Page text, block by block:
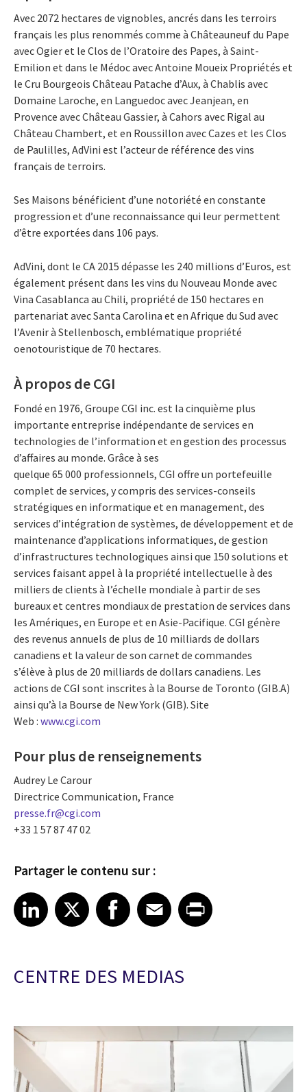
Avec 2072 hectares de vignobles, ancrés dans les terroirs
français les plus renommés comme à Châteauneuf du Pape
avec Ogier et le Clos de l’Oratoire des Papes, à Saint-
Emilion et dans le Médoc avec Antoine Moueix Propriétés et
le Cru Bourgeois Château Patache d’Aux, à Chablis avec
Domaine Laroche, en Languedoc avec Jeanjean, en
Provence avec Château Gassier, à Cahors avec Rigal au
Château Chambert, et en Roussillon avec Cazes et les Clos
de Paulilles, AdVini est l’acteur de référence des vins
français de terroirs.
Ses Maisons bénéficient d’une notoriété en constante
progression et d’une reconnaissance qui leur permettent
d’être exportées dans 106 pays.
AdVini, dont le CA 2015 dépasse les 240 millions d’Euros, est
également présent dans les vins du Nouveau Monde avec
Vina Casablanca au Chili, propriété de 150 hectares en
partenariat avec Santa Carolina et en Afrique du Sud avec
l’Avenir à Stellenbosch, emblématique propriété
oenotouristique de 70 hectares.
À propos de CGI
Fondé en 1976, Groupe CGI inc. est la cinquième plus
importante entreprise indépendante de services en
technologies de l’information et en gestion des processus
d’affaires au monde. Grâce à ses
quelque 65 000 professionnels, CGI offre un portefeuille
complet de services, y compris des services-conseils
stratégiques en informatique et en management, des
services d’intégration de systèmes, de développement et de
maintenance d’applications informatiques, de gestion
d’infrastructures technologiques ainsi que 150 solutions et
services faisant appel à la propriété intellectuelle à des
milliers de clients à l’échelle mondiale à partir de ses
bureaux et centres mondiaux de prestation de services dans
les Amériques, en Europe et en Asie-Pacifique. CGI génère
des revenus annuels de plus de 10 milliards de dollars
canadiens et la valeur de son carnet de commandes
s’élève à plus de 20 milliards de dollars canadiens. Les
actions de CGI sont inscrites à la Bourse de Toronto (GIB.A)
ainsi qu’à la Bourse de New York (GIB). Site
Web : www.cgi.com
Pour plus de renseignements
Audrey Le Carour
Directrice Communication, France
presse.fr@cgi.com
+33 1 57 87 47 02
Partager le contenu sur :
Share article on LinkedIn
LinkedIn
Share article on XShare article on Facebook
Facebook
Share article on Email
EmailShare article on Print
CENTRE DES MEDIAS